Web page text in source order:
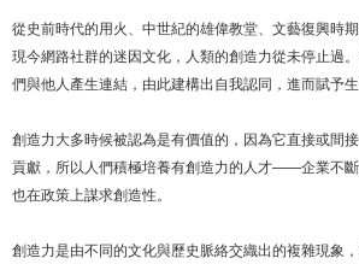
從史前時代的用火、中世紀的雄偉教堂、文藝復興時
現今網路社群的迷因文化，人類的創造力從未停止過
們與他人產生連結，由此建構出自我認同，進而賦予生
創造力大多時候被認為是有價值的，因為它直接或間
貢獻，所以人們積極培養有創造力的人才——企業不
也在政策上謀求創造性。
創造力是由不同的文化與歷史脈絡交織出的複雜現象